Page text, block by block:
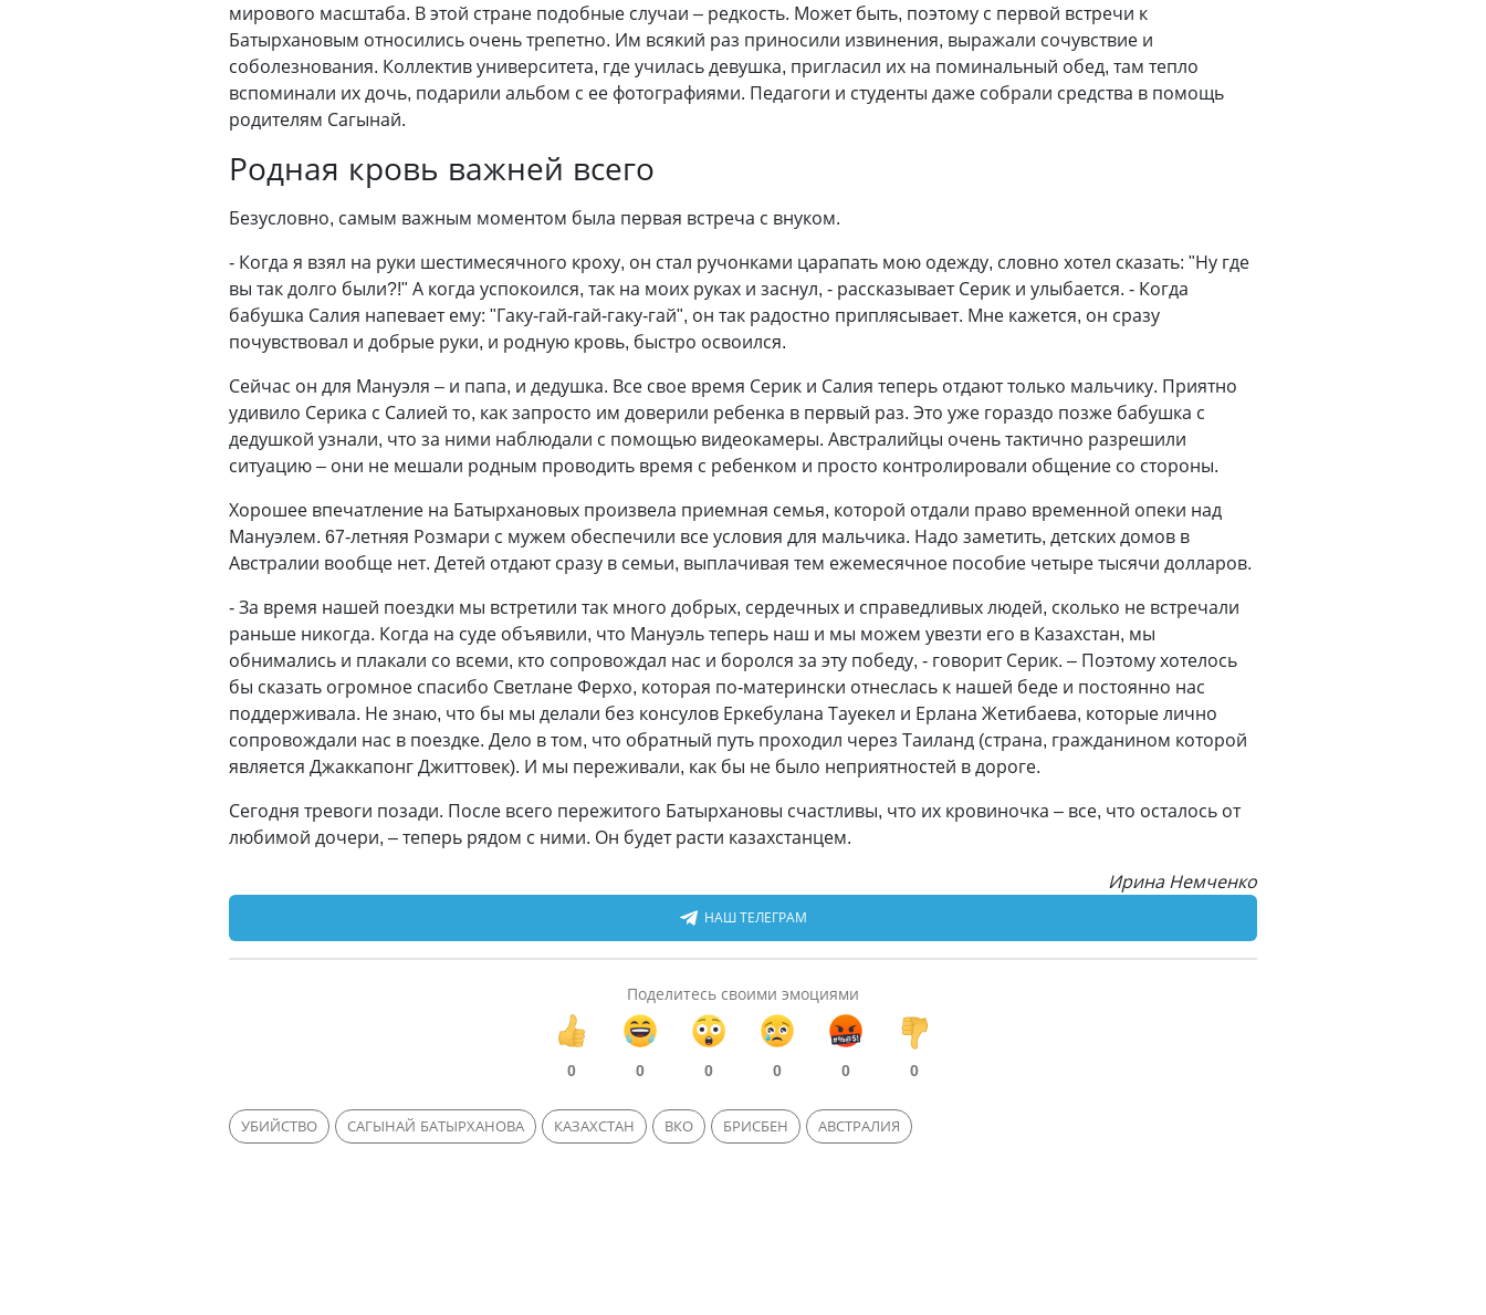
мирового масштаба. В этой стране подобные случаи – редкость. Может быть, поэтому с первой встречи к
Батырхановым относились очень трепетно. Им всякий раз приносили извинения, выражали сочувствие и
соболезнования. Коллектив университета, где училась девушка, пригласил их на поминальный обед, там тепло
вспоминали их дочь, подарили альбом с ее фотографиями. Педагоги и студенты даже собрали средства в помощь
родителям Сагынай.
Родная кровь важней всего
Безусловно, самым важным моментом была первая встреча с внуком.
- Когда я взял на руки шестимесячного кроху, он стал ручонками царапать мою одежду, словно хотел сказать: "Ну где
вы так долго были?!" А когда успокоился, так на моих руках и заснул, - рассказывает Серик и улыбается. - Когда
бабушка Салия напевает ему: "Гаку-гай-гай-гаку-гай", он так радостно приплясывает. Мне кажется, он сразу
почувствовал и добрые руки, и родную кровь, быстро освоился.
Сейчас он для Мануэля – и папа, и дедушка. Все свое время Серик и Салия теперь отдают только мальчику. Приятно
удивило Серика с Салией то, как запросто им доверили ребенка в первый раз. Это уже гораздо позже бабушка с
дедушкой узнали, что за ними наблюдали с помощью видеокамеры. Австралийцы очень тактично разрешили
ситуацию – они не мешали родным проводить время с ребенком и просто контролировали общение со стороны.
Хорошее впечатление на Батырхановых произвела приемная семья, которой отдали право временной опеки над
Мануэлем. 67-летняя Розмари с мужем обеспечили все условия для мальчика. Надо заметить, детских домов в
Австралии вообще нет. Детей отдают сразу в семьи, выплачивая тем ежемесячное пособие четыре тысячи долларов.
- За время нашей поездки мы встретили так много добрых, сердечных и справедливых людей, сколько не встречали
раньше никогда. Когда на суде объявили, что Мануэль теперь наш и мы можем увезти его в Казахстан, мы
обнимались и плакали со всеми, кто сопровождал нас и боролся за эту победу, - говорит Серик. – Поэтому хотелось
бы сказать огромное спасибо Светлане Ферхо, которая по-матерински отнеслась к нашей беде и постоянно нас
поддерживала. Не знаю, что бы мы делали без консулов Еркебулана Тауекел и Ерлана Жетибаева, которые лично
сопровождали нас в поездке. Дело в том, что обратный путь проходил через Таиланд (страна, гражданином которой
является Джаккапонг Джиттовек). И мы переживали, как бы не было неприятностей в дороге.
Сегодня тревоги позади. После всего пережитого Батырхановы счастливы, что их кровиночка – все, что осталось от
любимой дочери, – теперь рядом с ними. Он будет расти казахстанцем.
Ирина Немченко
НАШ ТЕЛЕГРАМ
Поделитесь своими эмоциями
0 0 0 0 0 0
УБИЙСТВО САГЫНАЙ БАТЫРХАНОВА КАЗАХСТАН ВКО БРИСБЕН АВСТРАЛИЯ